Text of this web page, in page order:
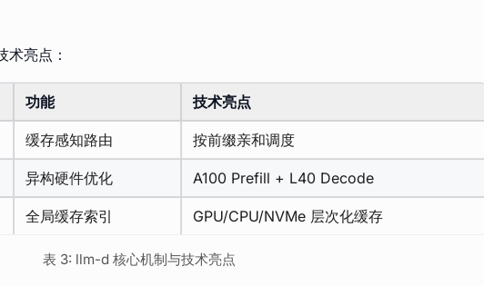
亮点：
功能 技术亮点
缓存感知路由 按前缀亲和调度
异构硬件优化 A100 Prefill + L40 Decode
全局缓存索引 GPU/CPU/NVMe 层次化缓存
表 3: llm-d 核心机制与技术亮点